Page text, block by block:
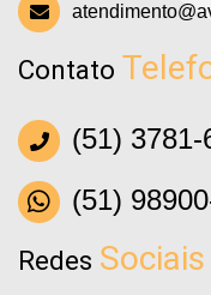
Contato
(51) 3781-
(51)
Redes Sociais